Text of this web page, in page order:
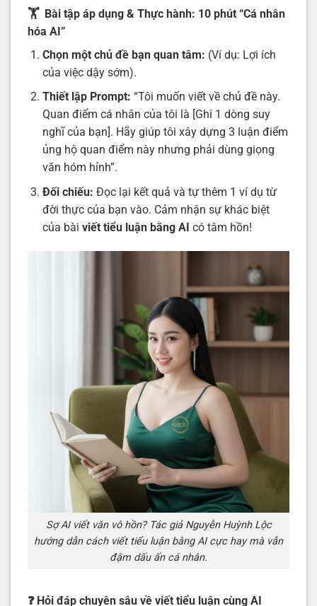
🏋️ Bài tập áp dụng & Thực hành: 10 phút “Cá nhân
hóa AI”
Chọn một chủ đề bạn quan tâm: (Ví dụ: Lợi ích
của việc dậy sớm).
Thiết lập Prompt: “Tôi muốn viết về chủ đề này.
Quan điểm cá nhân của tôi là [Ghi 1 dòng suy
nghĩ của bạn]. Hãy giúp tôi xây dựng 3 luận điểm
ủng hộ quan điểm này nhưng phải dùng giọng
văn hóm hỉnh”.
Đối chiếu: Đọc lại kết quả và tự thêm 1 ví dụ từ
đời thực của bạn vào. Cảm nhận sự khác biệt
của bài viết tiểu luận bằng AI có tâm hồn!
Sợ AI viết văn vô hồn? Tác giả Nguyễn Huỳnh Lộc
hướng dẫn cách viết tiểu luận bằng AI cực hay mà vẫn
đậm dấu ấn cá nhân.
❓ Hỏi đáp chuyên sâu về viết tiểu luận cùng AI